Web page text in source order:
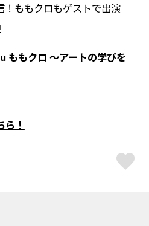
ももクロもゲストで出演
ももクロ ～アートの学びを
ら！